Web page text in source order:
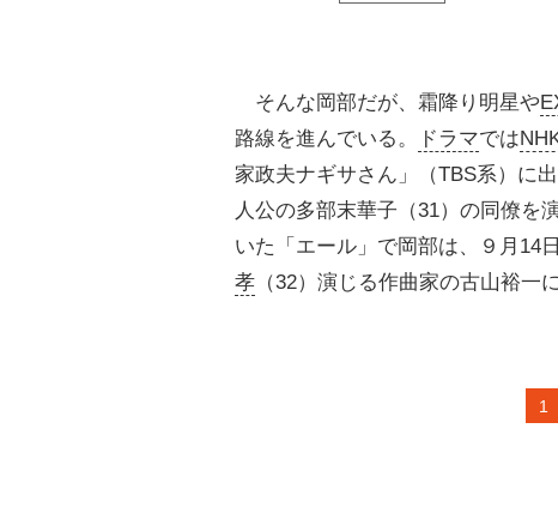
そんな岡部だが、霜降り明星や
路線を進んでいる。
ドラマでは
家政夫ナギサさん」（TBS系）に
人公の多部末華子（31）の同僚を
いた「エール」で岡部は、９月14
孝 （32）演じる作曲家の古山裕一
1